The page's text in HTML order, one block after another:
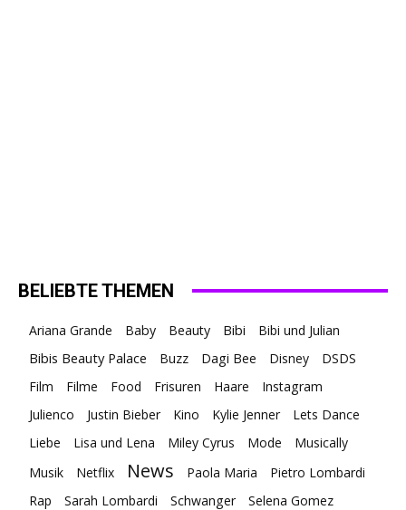
BELIEBTE THEMEN
Ariana Grande Baby Beauty Bibi Bibi und Julian
Bibis Beauty Palace Buzz Dagi Bee Disney
DSDS
Film
Filme Food Frisuren Haare
Instagram
Julienco
Justin Bieber Kino Kylie Jenner
Lets Dance
Liebe
Lisa und Lena Miley Cyrus Mode
Musically
Musik
Netflix News Paola Maria
Pietro Lombardi
Rap
Sarah Lombardi Schwanger
Selena Gomez